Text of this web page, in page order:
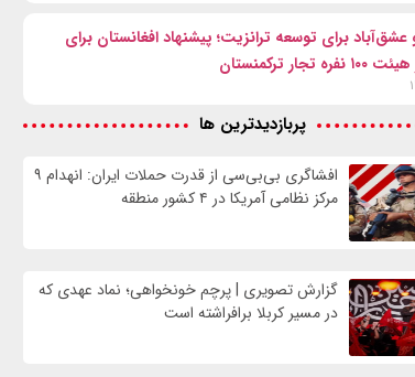
عشق‌آباد برای توسعه ترانزیت؛ پیشنهاد افغانستان برای
ترکمنستان
پربازدیدترین ها
افشاگری بی‌بی‌سی از قدرت حملات ایران: انهدام ۹
مرکز نظامی آمریکا در ۴ کشور منطقه
گزارش تصویری | پرچم خونخواهی؛ نماد عهدی که
در مسیر کربلا برافراشته است